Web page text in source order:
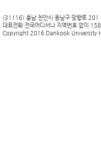
(31116) 충남 천안시 동남구 망향로 201
대표전화 전국어디서나 지역번호 없이
Copyright 2016 Dankook University